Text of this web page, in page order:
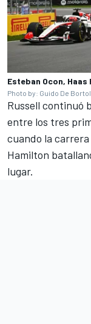
Esteban Ocon, Haas
Photo by: Guido De
Russell continuó
entre los tres
cuando la
Hamilton
lugar.